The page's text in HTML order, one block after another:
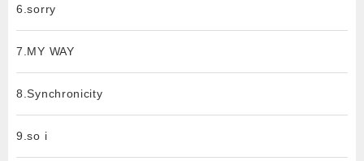
6.sorry
7.MY WAY
8.Synchronicity
9.so i